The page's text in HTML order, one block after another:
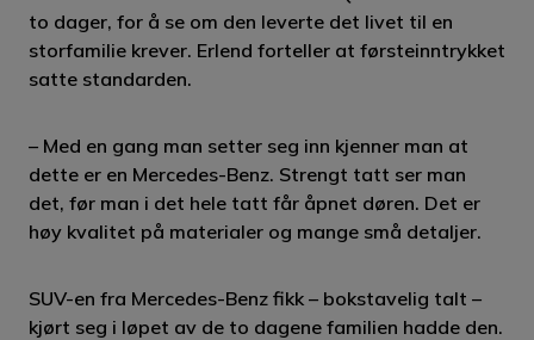
to dager, for å se om den leverte det livet til en
storfamilie krever. Erlend forteller at førsteinntrykket
satte standarden.
– Med en gang man setter seg inn kjenner man at
dette er en Mercedes-Benz. Strengt tatt ser man
det, før man i det hele tatt får åpnet døren. Det er
høy kvalitet på materialer og mange små detaljer.
SUV-en fra Mercedes-Benz fikk – bokstavelig talt –
kjørt seg i løpet av de to dagene familien hadde den.